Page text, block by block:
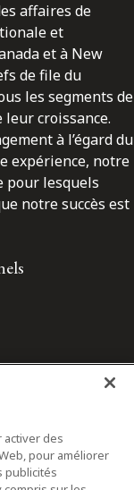
affaires de
et
et à New
de file du
les segments de
leur croissance.
à l’égard du
expérience, notre
pour lesquels
notre succès est
des
pour améliorer
publicités